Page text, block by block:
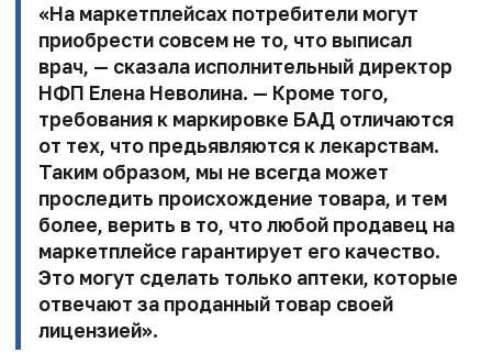
«На маркетплейсах потребители могут
приобрести совсем не то, что выписал
врач, — сказала исполнительный директор
НФП Елена Неволина. — Кроме того,
требования к маркировке БАД отличаются
от тех, что предьявляются к лекарствам.
Таким образом, мы не всегда может
проследить происхождение товара, и тем
более, верить в то, что любой продавец на
маркетплейсе гарантирует его качество.
Это могут сделать только аптеки, которые
отвечают за проданный товар своей
лицензией».